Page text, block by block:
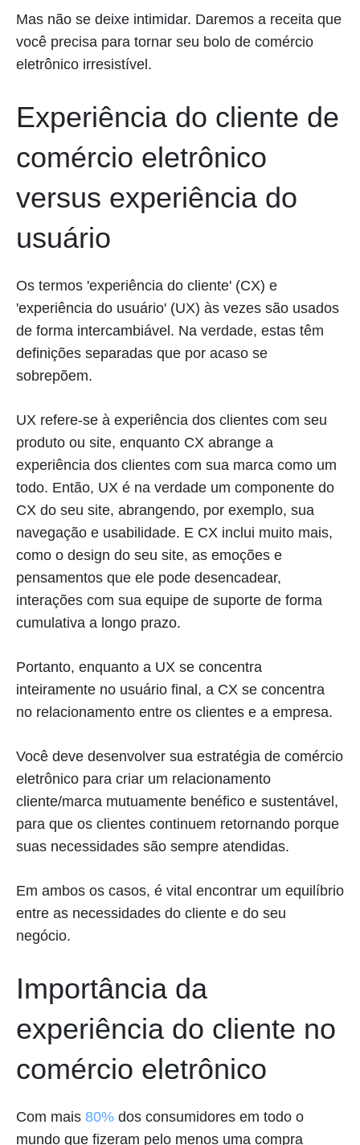
Mas não se deixe intimidar. Daremos a receita que
você precisa para tornar seu bolo de comércio
eletrônico irresistível.
Experiência do cliente de
comércio eletrônico
versus experiência do
usuário
Os termos 'experiência do cliente' (CX) e
'experiência do usuário' (UX) às vezes são usados
de forma intercambiável. Na verdade, estas têm
definições separadas que por acaso se
sobrepõem.
UX refere-se à experiência dos clientes com seu
produto ou site, enquanto CX abrange a
experiência dos clientes com sua marca como um
todo. Então, UX é na verdade um componente do
CX do seu site, abrangendo, por exemplo, sua
navegação e usabilidade. E CX inclui muito mais,
como o design do seu site, as emoções e
pensamentos que ele pode desencadear,
interações com sua equipe de suporte de forma
cumulativa a longo prazo.
Portanto, enquanto a UX se concentra
inteiramente no usuário final, a CX se concentra
no relacionamento entre os clientes e a empresa.
Você deve desenvolver sua estratégia de comércio
eletrônico para criar um relacionamento
cliente/marca mutuamente benéfico e sustentável,
para que os clientes continuem retornando porque
suas necessidades são sempre atendidas.
Em ambos os casos, é vital encontrar um equilíbrio
entre as necessidades do cliente e do seu
negócio.
Importância da
experiência do cliente no
comércio eletrônico
Com mais 80% dos consumidores em todo o
mundo que fizeram pelo menos uma compra